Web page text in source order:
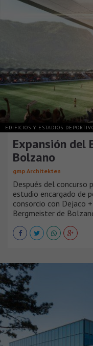
EDIFICIOS Y ESTADIOS
Expansión del
Bolzano
gmp Architekten
Después del concurso
estudio encargado de
consorcio con Dejaco
Bergmeister de